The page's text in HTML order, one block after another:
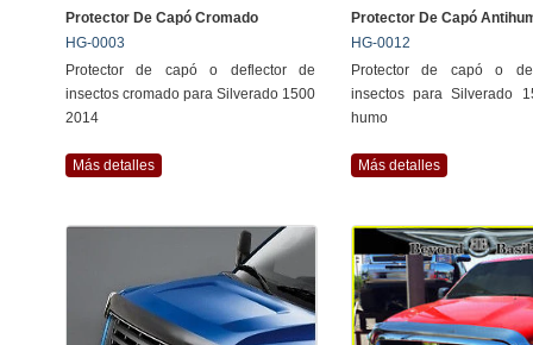
Protector De Capó Cromado
HG-0003
Protector de capó o deflector de
insectos cromado para Silverado 1500
2014
Más detalles
Protector De Capó
HG-0012
Protector de capó o
insectos para Silverado
humo
Más detalles